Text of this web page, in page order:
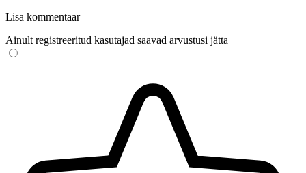
Lisa kommentaar
Ainult registreeritud kasutajad saavad arvustusi jätta